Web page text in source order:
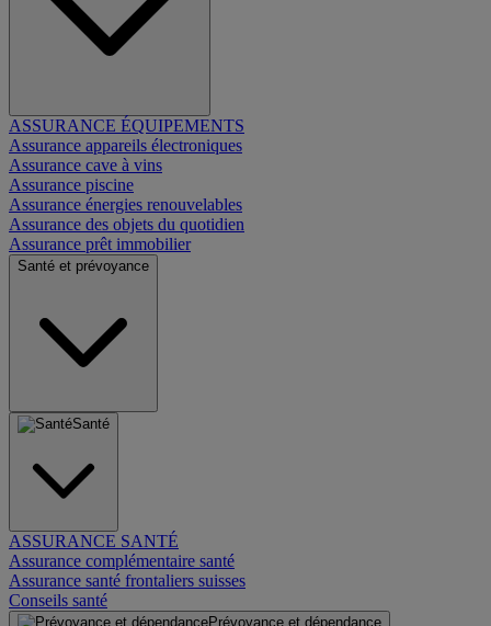
ASSURANCE ÉQUIPEMENTS
Assurance appareils électroniques
Assurance cave à vins
Assurance piscine
Assurance énergies renouvelables
Assurance des objets du quotidien
Assurance prêt immobilier
Santé et prévoyance
Santé
ASSURANCE SANTÉ
Assurance complémentaire santé
Assurance santé frontaliers suisses
Conseils santé
Prévoyance et dépendance